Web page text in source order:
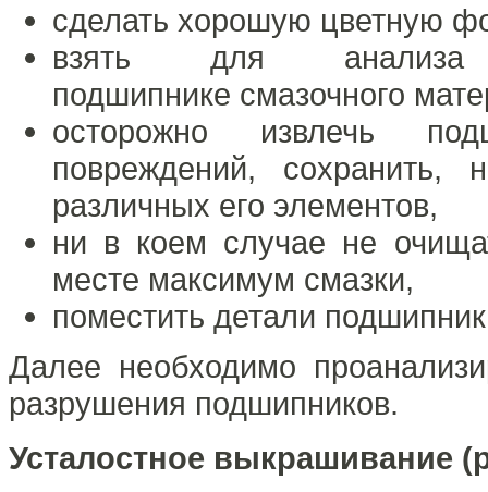
сделать хорошую цветную
взять для
подшипнике смазочного
осторожно извлечь
повреждений, сохранить,
различных его элементов,
ни в коем случае не
месте максимум смазки,
поместить детали
Далее необходимо
разрушения подшипников.
Усталостное выкрашивание